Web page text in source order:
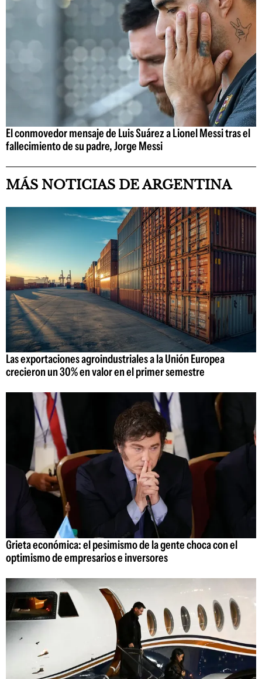
El conmovedor mensaje de Luis Suárez a Lionel Messi tras el
fallecimiento de su padre, Jorge Messi
MÁS NOTICIAS DE ARGENTINA
Las exportaciones agroindustriales a la Unión Europea
crecieron un 30% en valor en el primer semestre
Grieta económica: el pesimismo de la gente choca con el
optimismo de empresarios e inversores